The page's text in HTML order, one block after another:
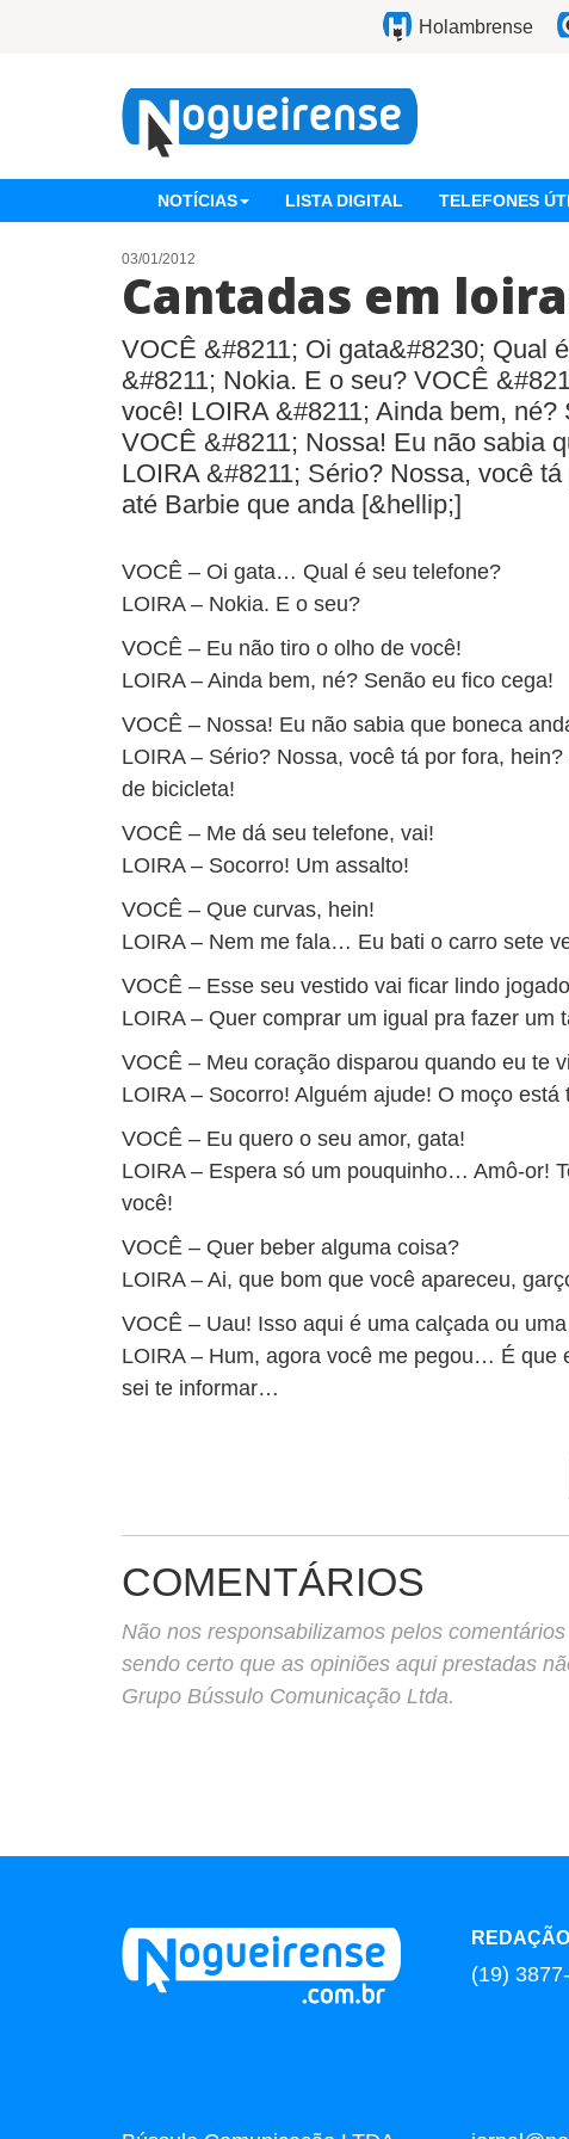
Holambrense
NOTÍCIAS LISTA DIGITAL TELEFONES
03/01/2012
Cantadas em
VOCÊ &#8211; Oi gata&#8230; Qual
&#8211; Nokia. E o seu? VOCÊ
você! LOIRA &#8211; Ainda bem, né?
VOCÊ &#8211; Nossa! Eu não sabia
LOIRA &#8211; Sério? Nossa, você
até Barbie que anda [&hellip;]
VOCÊ – Oi gata… Qual é seu telefone?
LOIRA – Nokia. E o seu?
VOCÊ – Eu não tiro o olho de você!
LOIRA – Ainda bem, né? Senão eu fico cega!
VOCÊ – Nossa! Eu não sabia que boneca
LOIRA – Sério? Nossa, você tá por fora,
de bicicleta!
VOCÊ – Me dá seu telefone, vai!
LOIRA – Socorro! Um assalto!
VOCÊ – Que curvas, hein!
LOIRA – Nem me fala… Eu bati o carro sete
VOCÊ – Esse seu vestido vai ficar lindo
LOIRA – Quer comprar um igual pra fazer
VOCÊ – Meu coração disparou quando eu te
LOIRA – Socorro! Alguém ajude! O moço
VOCÊ – Eu quero o seu amor, gata!
LOIRA – Espera só um pouquinho… Amô-or!
você!
VOCÊ – Quer beber alguma coisa?
LOIRA – Ai, que bom que você apareceu,
VOCÊ – Uau! Isso aqui é uma calçada ou
LOIRA – Hum, agora você me pegou… É que
sei te informar…
COMENTÁRIOS
Não nos responsabilizamos pelos
sendo certo que as opiniões aqui prestadas
Grupo Bússulo Comunicação Ltda.
REDAÇÃO
(19)